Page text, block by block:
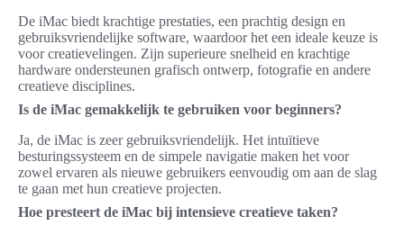
De iMac biedt krachtige prestaties, een prachtig design en
gebruiksvriendelijke software, waardoor het een ideale keuze is
voor creatievelingen. Zijn superieure snelheid en krachtige
hardware ondersteunen grafisch ontwerp, fotografie en andere
creatieve disciplines.
Is de iMac gemakkelijk te gebruiken voor beginners?
Ja, de iMac is zeer gebruiksvriendelijk. Het intuïtieve
besturingssysteem en de simpele navigatie maken het voor
zowel ervaren als nieuwe gebruikers eenvoudig om aan de slag
te gaan met hun creatieve projecten.
Hoe presteert de iMac bij intensieve creatieve taken?